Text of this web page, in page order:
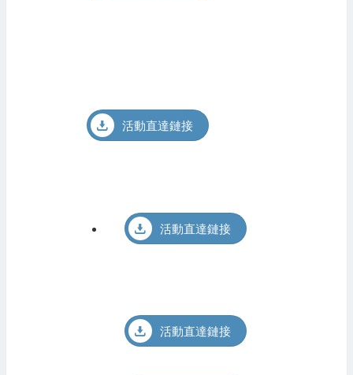
活動直達鏈接
活動直達鏈接
活動直達鏈接